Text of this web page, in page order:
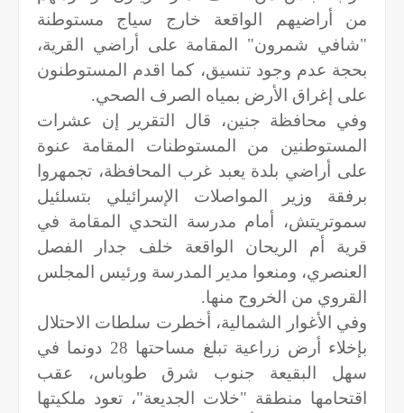
من أراضيهم الواقعة خارج سياج مستوطنة
"شافي شمرون" المقامة على أراضي القرية،
بحجة عدم وجود تنسيق، كما اقدم المستوطنون
على إغراق الأرض بمياه الصرف الصحي.
وفي محافظة جنين، قال التقرير إن عشرات
المستوطنين من المستوطنات المقامة عنوة
على أراضي بلدة يعبد غرب المحافظة، تجمهروا
برفقة وزير المواصلات الإسرائيلي بتسلئيل
سموتريتش، أمام مدرسة التحدي المقامة في
قرية أم الريحان الواقعة خلف جدار الفصل
العنصري، ومنعوا مدير المدرسة ورئيس المجلس
القروي من الخروج منها.
وفي الأغوار الشمالية، أخطرت سلطات الاحتلال
بإخلاء أرض زراعية تبلغ مساحتها 28 دونما في
سهل البقيعة جنوب شرق طوباس، عقب
اقتحامها منطقة "خلات الجديعة"، تعود ملكيتها